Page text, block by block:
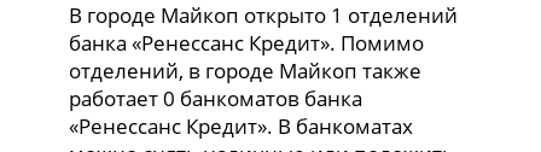
В городе Майкоп открыто 1 отделений
банка «Ренессанс Кредит». Помимо
отделений, в городе Майкоп также
работает 0 банкоматов банка
«Ренессанс Кредит». В банкоматах